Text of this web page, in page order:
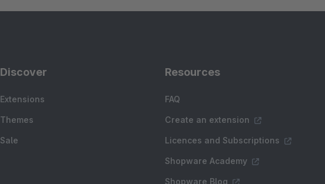
Discover
Extensions
Themes
Sale
Resources
FAQ
Create an extension
Licences and Subscriptions
Shopware Academy
Shopware Blog